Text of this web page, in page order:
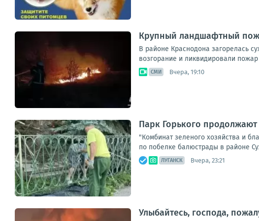
Крупный ландшафтный
В районе Краснодона загорелась
возгорание и ликвидировали
СМИ Вчера, 19:10
Парк Горького
"Комбинат зеленого хозяйства и
по побелке балюстрады в районе
ЛУГАНСК Вчера, 23:21
Улыбайтесь, господа,